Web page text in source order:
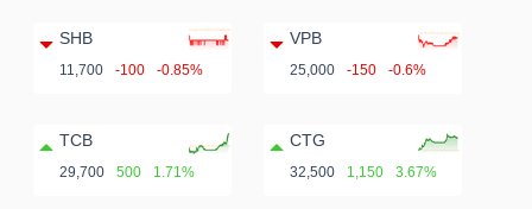
SHB
11,700 -100 -0.85%
VPB
25,000 -150 -0.6%
TCB
29,700 500 1.71%
CTG
32,500 1,150 3.67%